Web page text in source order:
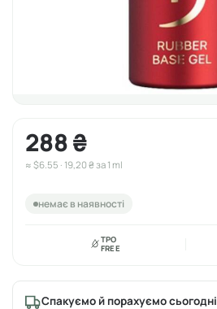
288 ₴
≈ $6.55 · 19,20 ₴ за 1 ml
немає в наявності
TPO
FREE
Спакуємо й порахуємо сьогодні